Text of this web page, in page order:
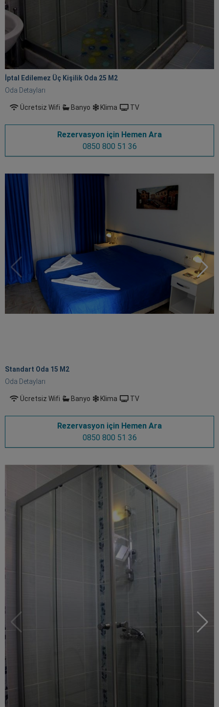
İptal Edilemez Üç Kişilik Oda 25 M 2
Oda Detayları
Ücretsiz Wifi Banyo Klima TV
Rezervasyon için Hemen Ara
0850 800 51 36
Standart Oda 15 M 2
Oda Detayları
Ücretsiz Wifi Banyo Klima TV
Rezervasyon için Hemen Ara
0850 800 51 36